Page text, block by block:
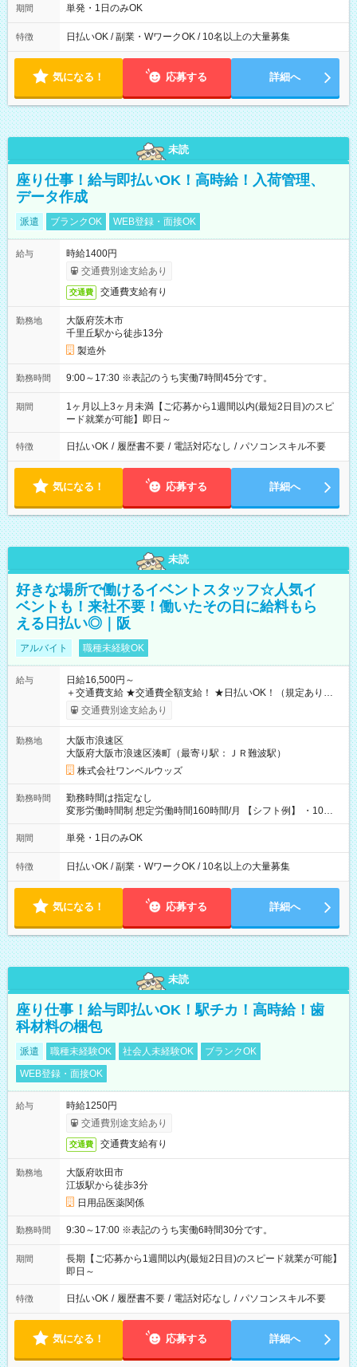
期間 単発・1日のみOK
特徴 日払いOK / 副業・WワークOK / 10名以上の大量募集
気になる！ 応募する 詳細へ
未読
座り仕事！給与即払いOK！高時給！入荷管理、
データ作成
派遣 ブランクOK WEB登録・面接OK
給与
時給1400円
交通費別途支給あり
交通費 交通費支給有り
勤務地
大阪府茨木市
千里丘駅から徒歩13分
製造外
勤務時間 9:00～17:30 ※表記のうち実働7時間45分です。
期間
1ヶ月以上3ヶ月未満【ご応募から1週間以内(最短2日目)のスピ
ード就業が可能】即日～
特徴 日払いOK / 履歴書不要 / 電話対応なし / パソコンスキル不要
気になる！ 応募する 詳細へ
未読
好きな場所で働けるイベントスタッフ☆人気イ
ベントも！来社不要！働いたその日に給料もら
える日払い◎｜阪
アルバイト 職種未経験OK
給与
日給16,500円～
＋交通費支給 ★交通費全額支給！ ★日払いOK！（規定あり） ┗
働いたその日に現金GET♪ お仕事後はコンビニATMから 日払
交通費別途支給あり
勤務地
大阪市浪速区
大阪府大阪市浪速区湊町（最寄り駅：ＪＲ難波駅）
株式会社ワンベルウッズ
勤務時間
勤務時間は指定なし
変形労働時間制 想定労働時間160時間/月 【シフト例】 ・10：
00～20：00
期間 単発・1日のみOK
特徴 日払いOK / 副業・WワークOK / 10名以上の大量募集
気になる！ 応募する 詳細へ
未読
座り仕事！給与即払いOK！駅チカ！高時給！歯
科材料の梱包
派遣 職種未経験OK 社会人未経験OK
ブランクOK
WEB登録・面接OK
給与
時給1250円
交通費別途支給あり
交通費 交通費支給有り
勤務地
大阪府吹田市
江坂駅から徒歩3分
日用品医薬関係
勤務時間 9:30～17:00 ※表記のうち実働6時間30分です。
期間
長期【ご応募から1週間以内(最短2日目)のスピード就業が可能】
即日～
特徴 日払いOK / 履歴書不要 / 電話対応なし / パソコンスキル不要
気になる！ 応募する 詳細へ